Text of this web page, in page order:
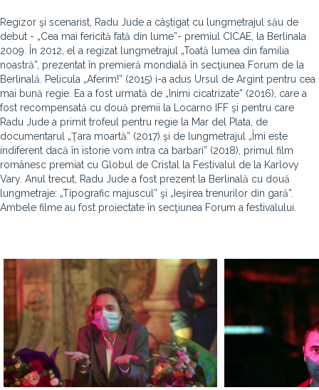
Regizor şi scenarist, Radu Jude a câştigat cu lungmetrajul său de
debut - „Cea mai fericită fată din lume”- premiul CICAE, la Berlinala
2009. În 2012, el a regizat lungmetrajul „Toată lumea din familia
noastră”, prezentat în premieră mondială în secţiunea Forum de la
Berlinală. Pelicula „Aferim!” (2015) i-a adus Ursul de Argint pentru cea
mai bună regie. Ea a fost urmată de „Inimi cicatrizate” (2016), care a
fost recompensată cu două premii la Locarno IFF şi pentru care
Radu Jude a primit trofeul pentru regie la Mar del Plata, de
documentarul „Ţara moartă” (2017) şi de lungmetrajul „Îmi este
indiferent dacă în istorie vom intra ca barbari” (2018), primul film
românesc premiat cu Globul de Cristal la Festivalul de la Karlovy
Vary. Anul trecut, Radu Jude a fost prezent la Berlinală cu două
lungmetraje: „Tipografic majuscul” şi „Ieşirea trenurilor din gară”.
Ambele filme au fost proiectate în secţiunea Forum a festivalului.